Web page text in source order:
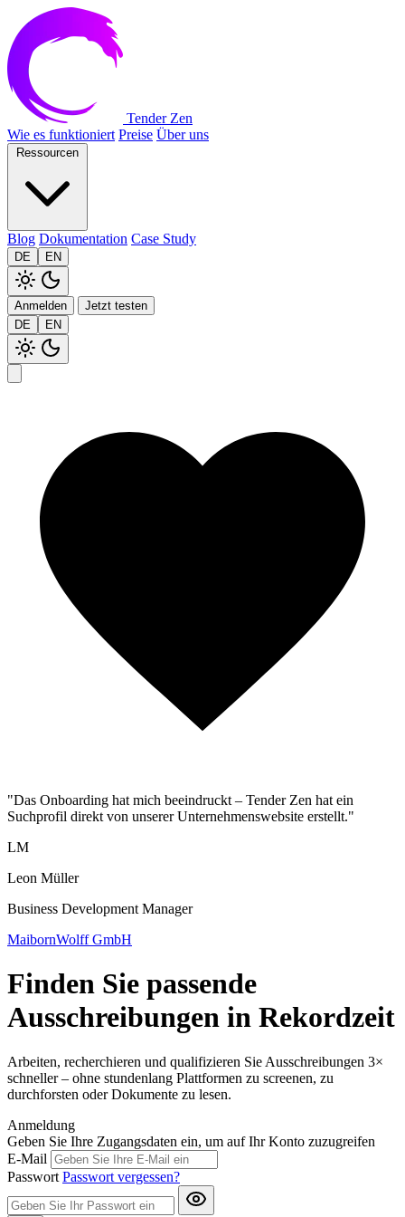
Tender Zen
Wie es funktioniert Preise Über uns
Blog Dokumentation Case Study
DE EN
Anmelden
Jetzt testen
DE
EN
"Das Onboarding hat mich beeindruckt – Tender Zen hat ein
Suchprofil direkt von unserer Unternehmenswebsite erstellt."
LM
Leon Müller
Business Development Manager
MaibornWolff GmbH
Finden Sie passende
Ausschreibungen in Rekordzeit
Arbeiten, recherchieren und qualifizieren Sie Ausschreibungen 3×
schneller – ohne stundenlang Plattformen zu screenen, zu
durchforsten oder Dokumente zu lesen.
Anmeldung
Geben Sie Ihre Zugangsdaten ein, um auf Ihr Konto zuzugreifen
E-Mail
Passwort Passwort vergessen?